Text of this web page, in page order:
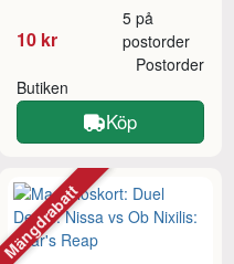
10 kr
5 på
postorder
Butiken
Postorder
Köp
Mängdrabatt